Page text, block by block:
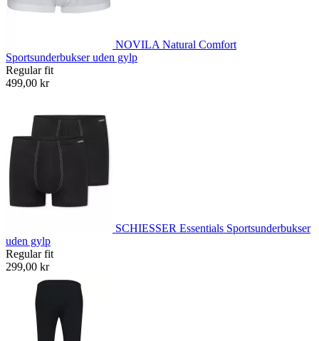
NOVILA Natural Comfort
Sportsunderbukser uden gylp
Regular fit
499,00 kr
SCHIESSER Essentials Sportsunderbukser
uden gylp
Regular fit
299,00 kr